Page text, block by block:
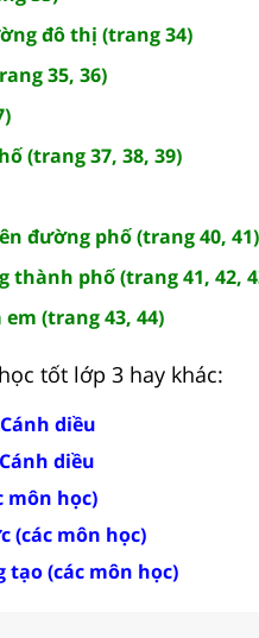
đô thị (trang 34)
35, 36)
(trang 37, 38, 39)
đường phố (trang 40, 41)
thành phố (trang 41, 42,
(trang 43, 44)
tốt lớp 3 hay khác:
diều
diều
môn học)
(các môn học)
tạo (các môn học)